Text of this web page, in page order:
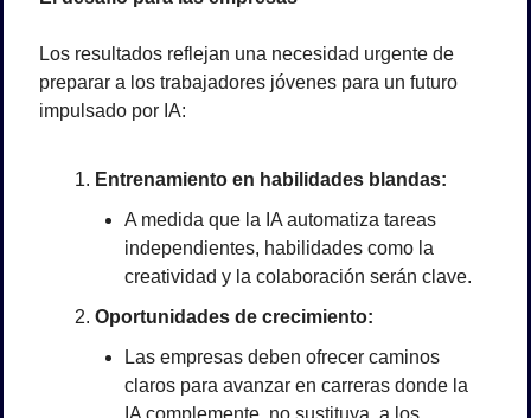
Los resultados reflejan una necesidad urgente de
preparar a los trabajadores jóvenes para un futuro
impulsado por IA:
Entrenamiento en habilidades blandas:
A medida que la IA automatiza tareas
independientes, habilidades como la
creatividad y la colaboración serán clave.
Oportunidades de crecimiento:
Las empresas deben ofrecer caminos
claros para avanzar en carreras donde la